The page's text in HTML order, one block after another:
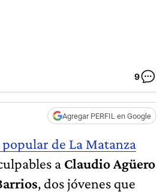
9
Agregar PERFIL en Google
de La Matanza
a Claudio Agüero
, dos jóvenes que